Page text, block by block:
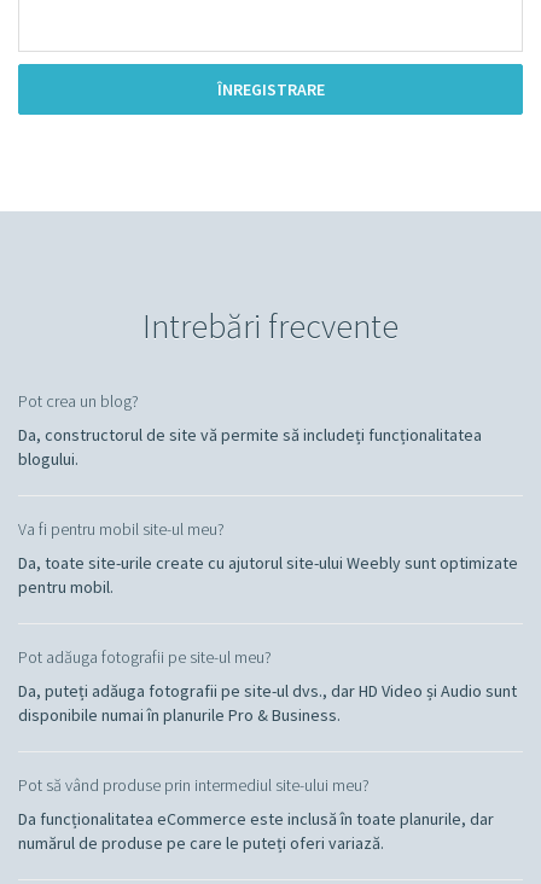
ÎNREGISTRARE
Intrebări frecvente
Pot crea un blog?
Da, constructorul de site vă permite să includeți funcționalitatea
blogului.
Va fi pentru mobil site-ul meu?
Da, toate site-urile create cu ajutorul site-ului Weebly sunt optimizate
pentru mobil.
Pot adăuga fotografii pe site-ul meu?
Da, puteți adăuga fotografii pe site-ul dvs., dar HD Video și Audio sunt
disponibile numai în planurile Pro & Business.
Pot să vând produse prin intermediul site-ului meu?
Da funcționalitatea eCommerce este inclusă în toate planurile, dar
numărul de produse pe care le puteți oferi variază.